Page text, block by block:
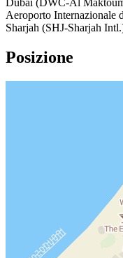
Dubai (DWC-Al
Aeroporto
Sharjah (SHJ-Sharjah
Posizione